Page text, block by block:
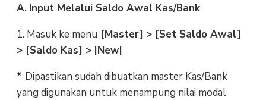
A. Input Melalui Saldo Awal Kas/Bank
1. Masuk ke menu [Master] > [Set Saldo Awal]
> [Saldo Kas] > |New|
* Dipastikan sudah dibuatkan master Kas/Bank
yang digunakan untuk menampung nilai modal